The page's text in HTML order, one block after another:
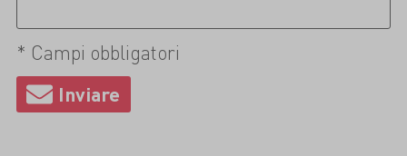
* Campi obbligatori